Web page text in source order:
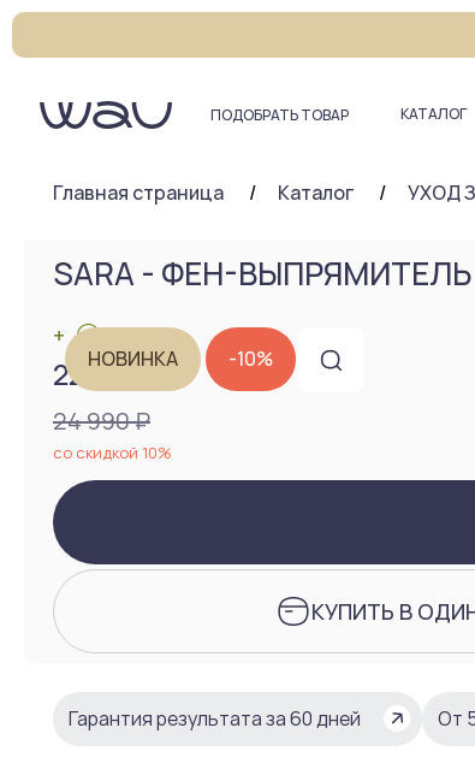
ПОДОБРАТЬ ТОВАР КАТАЛОГ
Главная страница Каталог УХОД
SARA - ФЕН-ВЫПРЯМИТЕЛЬ
НОВИНКА -10%
+
22 490 ₽
24 990 ₽
со скидкой 10%
КУПИТЬ В
Гарантия результата за 60 дней От